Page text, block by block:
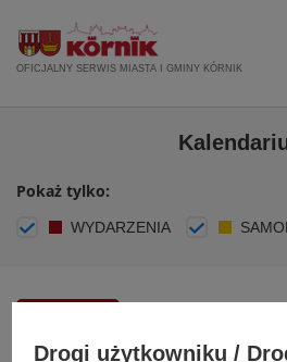
OFICJALNY SERWIS MIASTA I GMINY KÓRNIK
Pokaż tylko:
WYDARZENIA
14
Drogi użytkowniku /